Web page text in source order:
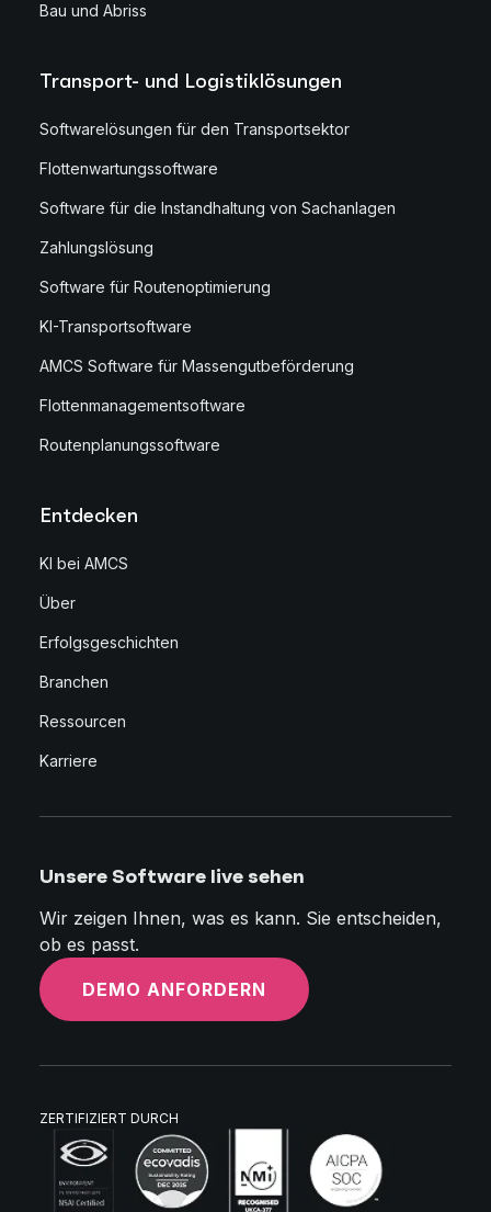
Bau und Abriss
Transport- und Logistiklösungen
Softwarelösungen für den Transportsektor
Flottenwartungssoftware
Software für die Instandhaltung von Sachanlagen
Zahlungslösung
Software für Routenoptimierung
KI-Transportsoftware
AMCS Software für Massengutbeförderung
Flottenmanagementsoftware
Routenplanungssoftware
Entdecken
KI bei AMCS
Über
Erfolgsgeschichten
Branchen
Ressourcen
Karriere
Unsere Software live sehen
Wir zeigen Ihnen, was es kann. Sie entscheiden,
ob es passt.
DEMO ANFORDERN
ZERTIFIZIERT DURCH